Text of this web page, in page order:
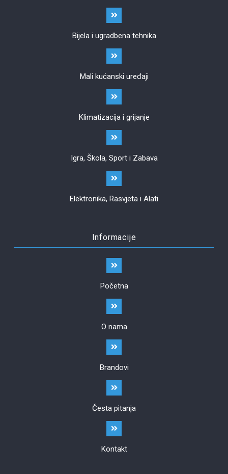
Bijela i ugradbena tehnika
Mali kućanski uređaji
Klimatizacija i grijanje
Igra, Škola, Sport i Zabava
Elektronika, Rasvjeta i Alati
Informacije
Početna
O nama
Brandovi
Česta pitanja
Kontakt